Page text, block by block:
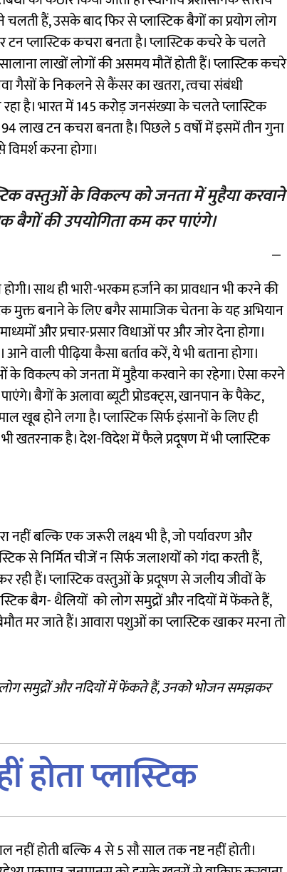
हैं, उसके बाद फिर से प्लास्टिक बैगों का प्रयोग लोग
टन प्लास्टिक कचरा बनता है। प्लास्टिक कचरे के चलते
लाखों लोगों की असमय मौतें होती हैं। प्लास्टिक कचरे
गैसों के निकलने से कैंसर का खतरा, त्वचा संबंधी
रहा है। भारत में 145 करोड़ जनसंख्या के चलते प्लास्टिक
लाख टन कचरा बनता है। पिछले 5 वर्षों में इसमें तीन गुना
करना होगा।
वस्तुओं के विकल्प को जनता में मुहैया करवाने
बैगों की उपयोगिता कम कर पाएंगे।
साथ ही भारी-भरकम हर्जाने का प्रावधान भी करने की
मुक्त बनाने के लिए बगैर सामाजिक चेतना के यह अभियान
और प्रचार-प्रसार विधाओं पर और जोर देना होगा।
वाली पीढ़िया कैसा बर्ताव करें, ये भी बताना होगा।
के विकल्प को जनता में मुहैया करवाने का रहेगा। ऐसा करने
बैगों के अलावा ब्यूटी प्रोडक्ट्स, खानपान के पैकेट,
खूब होने लगा है। प्लास्टिक सिर्फ इंसानों के लिए ही
खतरनाक है। देश-विदेश में फैले प्रदूषण में भी प्लास्टिक
नहीं बल्कि एक जरूरी लक्ष्य भी है, जो पर्यावरण और
से निर्मित चीजें न सिर्फ जलाशयों को गंदा करती हैं,
रही हैं। प्लास्टिक वस्तुओं के प्रदूषण से जलीय जीवों के
बैग- थैलियों को लोग समुद्रों और नदियों में फेंकते हैं,
मर जाते हैं। आवारा पशुओं का प्लास्टिक खाकर मरना तो
समुद्रों और नदियों में फेंकते हैं, उनको भोजन समझकर
होता प्लास्टिक
होती बल्कि 4 से 5 सौ साल तक नष्ट नहीं होती।